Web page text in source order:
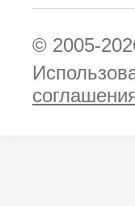
© 2005-